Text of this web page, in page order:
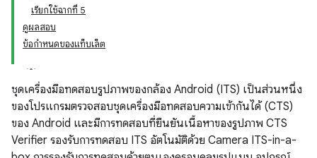
เรียกใช้ฉากที่ 5
ดูผลสอบ
ข้อกำหนดของแท็บเล็ต
ชุดเครื่องมือทดสอบรูปภาพของกล้อง Android (ITS) เป็นส่วนหนึ่ง
ของโปรแกรมตรวจสอบชุดเครื่องมือทดสอบความเข้ากันได้ (CTS)
ของ Android และมีการทดสอบที่ยืนยันเนื้อหาของรูปภาพ CTS
Verifier รองรับการทดสอบ ITS อัตโนมัติด้วย Camera ITS-in-a-